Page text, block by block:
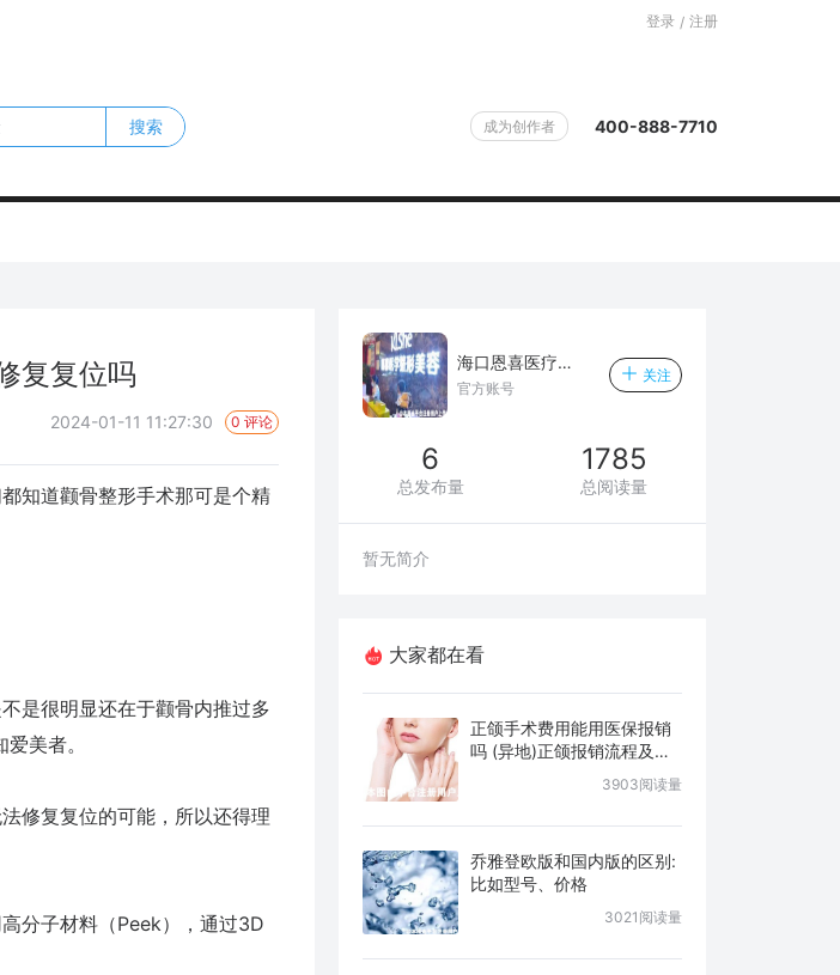
登录 / 注册
搜索 成为创作者 400-888-7710
复复位吗
2024-01-11 11:27:30 0 评论
知道颧骨整形手术那可是个精
是很明显还在于颧骨内推过多
美者。
修复复位的可能，所以还得理
分子材料（Peek），通过3D
海口恩喜医疗美容门诊部
官方账号
关注
6
总发布量
1785
总阅读量
暂无简介
大家都在看
正颌手术费用能用医保报销
吗 (异地)正颌报销流程及条
3903阅读量
乔雅登欧版和国内版的区别:
比如型号、价格
3021阅读量